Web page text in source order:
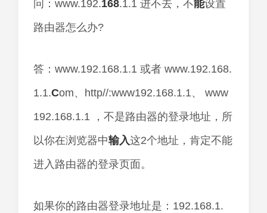
问：www.192.168.1.1 进不去，不能设置
路由器怎么办?
答：www.192.168.1.1 或者 www.192.168.
1.1.Com、http//:www192.168.1.1、 www
192.168.1.1 ，不是路由器的登录地址，所
以你在浏览器中输入这2个地址，肯定不能
进入路由器的登录页面。
如果你的路由器登录地址是：192.168.1.